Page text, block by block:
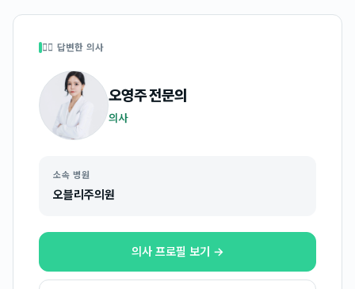
👩‍⚕️ 답변한 의사
오영주전문의
의사
소속 병원
오블리주의원
의사 프로필 보기 →